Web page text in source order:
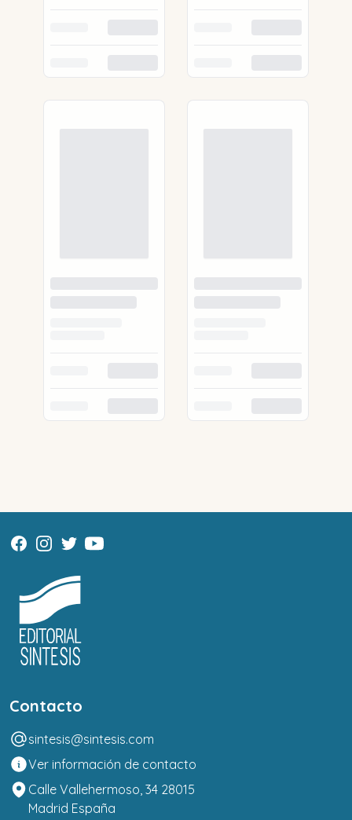
Contacto
sintesis@sintesis.com
Ver información de contacto
Calle Vallehermoso, 34 28015
Madrid España